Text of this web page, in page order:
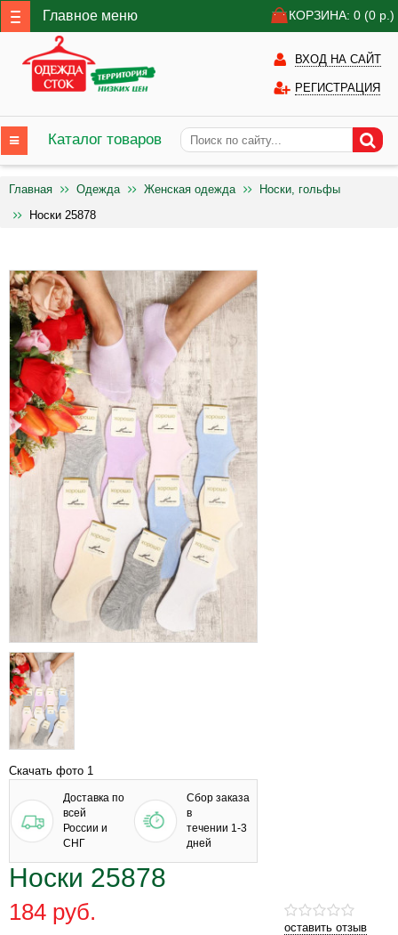
Главное меню КОРЗИНА: 0 (0 р.)
ВХОД НА САЙТ
РЕГИСТРАЦИЯ
Каталог товаров
Главная Одежда Женская одежда
Носки, гольфы
Носки 25878
Скачать фото 1
Доставка по
всей
России и
СНГ
Сбор заказа
в
течении 1-3
дней
Носки 25878
оставить отзыв
184 руб.